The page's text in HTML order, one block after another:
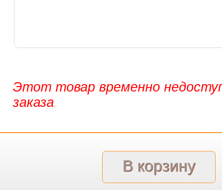
Этот товар временно
заказа